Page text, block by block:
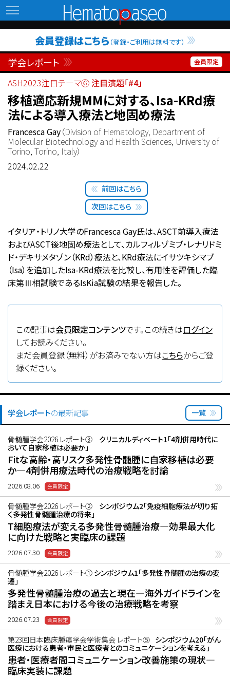
Hematopaseo
会員登録はこちら （登録・ご利用は無料です）
学会レポート
ASH2023注目テーマ⑥注目演題「#4」
移植適応新規MMに対する、Isa-KRd療
法による導入療法と地固め療法
Francesca Gay（Division of Hematology, Department of
Molecular Biotechnology and Health Sciences, University of
Torino, Torino, Italy）
2024.02.22
次回はこちら
前回はこちら
イタリア・トリノ大学のFrancesca Gay氏は、ASCT前導入療法
およびASCT後地固め療法として、カルフィルゾミブ・レナリドミ
ド・デキサメタゾン（KRd）療法と、KRd療法にイサツキシマブ
（Isa）を追加したIsa-KRd療法を比較し、有用性を評価した臨
床第Ⅲ相試験であるIsKia試験の結果を報告した。
この記事は会員限定コンテンツです。この続きはログイン
してお読みください。
まだ会員登録（無料）がお済みでない方はこちらからご登
録ください。
学会レポートの最新記事 一覧
骨髄腫学会2026 レポート③
クリニカルディベート1「4剤併用時代に
おいて自家移植は必要か」
Fitな高齢・高リスク多発性骨髄腫に自家移植は必要
か―4剤併用療法時代の治療戦略を討論
2026.08.06
骨髄腫学会2026 レポート②
シンポジウム2「免疫細胞療法が切り拓
く多発性骨髄腫治療の将来」
T細胞療法が変える多発性骨髄腫治療―効果最大化
に向けた戦略と実臨床の課題
2026.07.30
骨髄腫学会2026 レポート① シンポジウム1「多発性骨髄腫の治療の変
遷」
多発性骨髄腫治療の過去と現在―海外ガイドラインを
踏まえ日本における今後の治療戦略を考察
2026.07.23
第23回日本臨床腫瘍学会学術集会 レポート⑤ シンポジウム20「がん
医療における患者・市民と医療者とのコミュニケーションを考える」
患者・医療者間コミュニケーション改善施策の現状―
臨床実装に課題